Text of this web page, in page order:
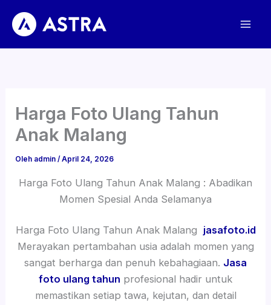
konten
Harga Foto Ulang Tahun
Anak Malang
Oleh admin/April 24, 2026
Harga Foto Ulang Tahun Anak Malang : Abadikan
Momen Spesial Anda Selamanya
Harga Foto Ulang Tahun Anak Malang jasafoto.id
Merayakan pertambahan usia adalah momen yang
sangat berharga dan penuh kebahagiaan. Jasa
foto ulang tahun profesional hadir untuk
memastikan setiap tawa, kejutan, dan detail